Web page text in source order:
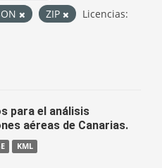
ZIP
Licencias:
para el análisis
aéreas de Canarias.
KML